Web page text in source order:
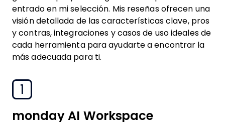
entrado en mi selección. Mis reseñas ofrecen una
visión detallada de las características clave, pros
y contras, integraciones y casos de uso ideales de
cada herramienta para ayudarte a encontrar la
más adecuada para ti.
1
monday AI Workspace